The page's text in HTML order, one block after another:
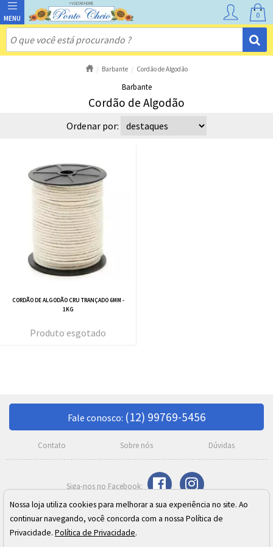
0
Barbante Cordão de Algodão
Barbante
Cordão de Algodão
Ordenar por:
CORDÃO DE ALGODÃO CRU TRANÇADO 6MM -
1KG
esgotado
Fale conosco: (12) 99769-5456
Contato Sobre nós Dúvidas
Razão Social: Meire C. Moreno Silva SJ Campos ME
CNPJ: 02.410.973/0001-24
Endereço: Rua Cel. José Monteiro, 392 - Centro - São José dos Campos/SP
Nossa loja utiliza cookies para melhorar a sua experiência no site. Ao
continuar navegando, você concorda com a nossa Política de
Privacidade. Política de Privacidade.